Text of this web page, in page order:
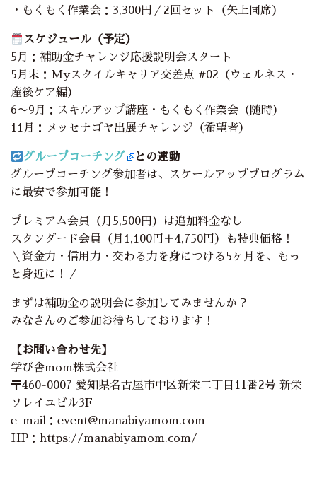
・もくもく作業会：3,300円／2回セット（矢上同席）
スケジュール（予定）
5月：補助金チャレンジ応援説明会スタート
5月末：Myスタイルキャリア交差点 #02（ウェルネス・
産後ケア編）
6〜9月：スキルアップ講座・もくもく作業会（随時）
11月：メッセナゴヤ出展チャレンジ（希望者）
グループコーチング
との連動
グループコーチング参加者は、スケールアッププログラム
に最安で参加可能！
プレミアム会員（月5,500円）は追加料金なし
スタンダード会員（月1,100円＋4,750円）も特典価格！
＼資金力・信用力・交わる力を身につける5ヶ月を、もっ
と身近に！／
まずは補助金の説明会に参加してみませんか？
みなさんのご参加お待ちしております！
【お問い合わせ先】
学び舎mom株式会社
〒460-0007 愛知県名古屋市中区新栄二丁目11番2号 新栄
ソレイユビル3F
e-mail：event@manabiyamom.com
HP：https://manabiyamom.com/